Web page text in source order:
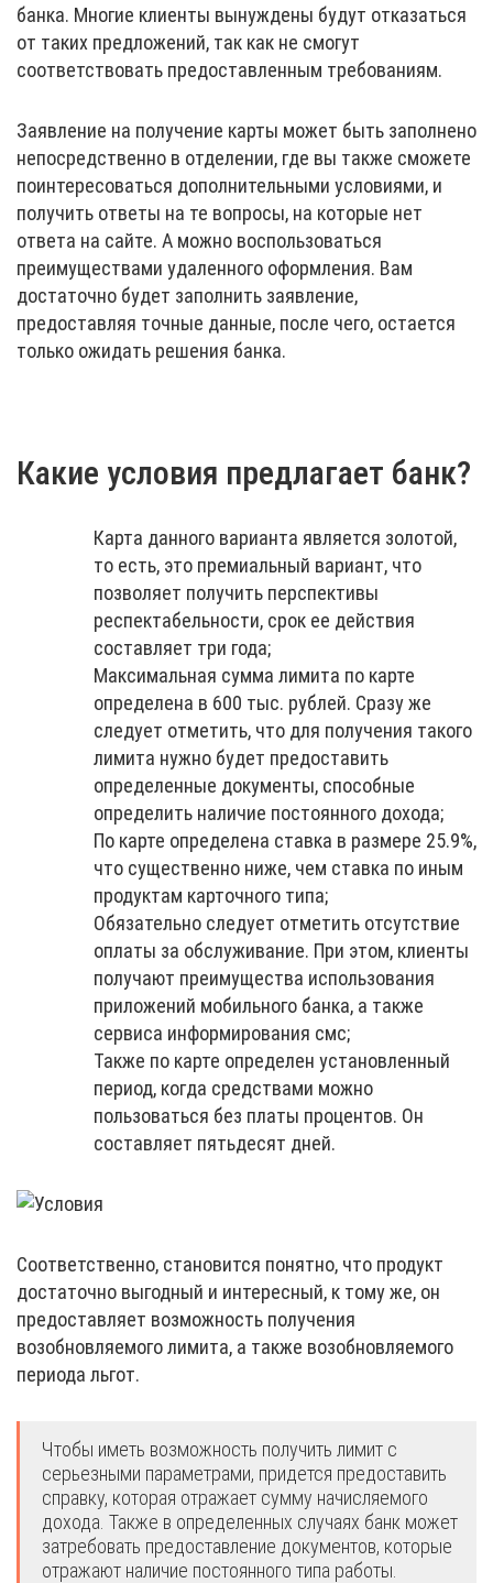
банка. Многие клиенты вынуждены будут отказаться
от таких предложений, так как не смогут
соответствовать предоставленным требованиям.
Заявление на получение карты может быть заполнено
непосредственно в отделении, где вы также сможете
поинтересоваться дополнительными условиями, и
получить ответы на те вопросы, на которые нет
ответа на сайте. А можно воспользоваться
преимуществами удаленного оформления. Вам
достаточно будет заполнить заявление,
предоставляя точные данные, после чего, остается
только ожидать решения банка.
Какие условия предлагает банк?
Карта данного варианта является золотой,
то есть, это премиальный вариант, что
позволяет получить перспективы
респектабельности, срок ее действия
составляет три года;
Максимальная сумма лимита по карте
определена в 600 тыс. рублей. Сразу же
следует отметить, что для получения такого
лимита нужно будет предоставить
определенные документы, способные
определить наличие постоянного дохода;
По карте определена ставка в размере 25.9%,
что существенно ниже, чем ставка по иным
продуктам карточного типа;
Обязательно следует отметить отсутствие
оплаты за обслуживание. При этом, клиенты
получают преимущества использования
приложений мобильного банка, а также
сервиса информирования смс;
Также по карте определен установленный
период, когда средствами можно
пользоваться без платы процентов. Он
составляет пятьдесят дней.
Соответственно, становится понятно, что продукт
достаточно выгодный и интересный, к тому же, он
предоставляет возможность получения
возобновляемого лимита, а также возобновляемого
периода льгот.
Чтобы иметь возможность получить лимит с
серьезными параметрами, придется предоставить
справку, которая отражает сумму начисляемого
дохода. Также в определенных случаях банк может
затребовать предоставление документов, которые
отражают наличие постоянного типа работы.